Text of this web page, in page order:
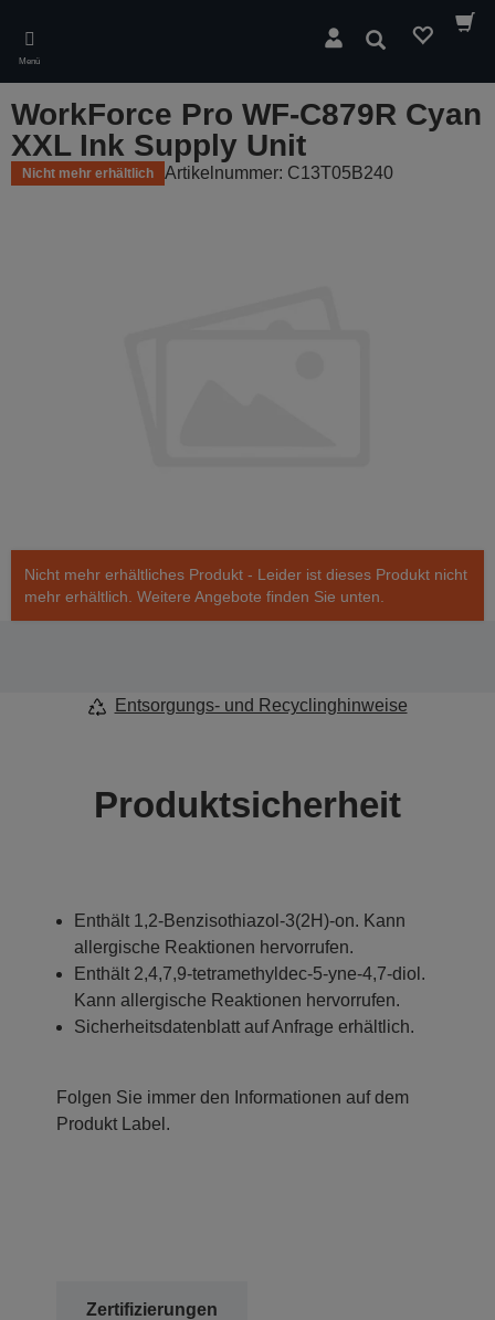
main
content
Menü
Suchen
WorkForce Pro WF-C879R Cyan
XXL Ink Supply Unit
Nicht mehr erhältlich Artikelnummer: C13T05B240
Nicht mehr erhältliches Produkt - Leider ist dieses Produkt nicht
mehr erhältlich. Weitere Angebote finden Sie unten.
Entsorgungs- und Recyclinghinweise
Produktsicherheit
Enthält 1,2-Benzisothiazol-3(2H)-on. Kann
allergische Reaktionen hervorrufen.
Enthält 2,4,7,9-tetramethyldec-5-yne-4,7-diol.
Kann allergische Reaktionen hervorrufen.
Sicherheitsdatenblatt auf Anfrage erhältlich.
Folgen Sie immer den Informationen auf dem
Produkt Label.
Zertifizierungen